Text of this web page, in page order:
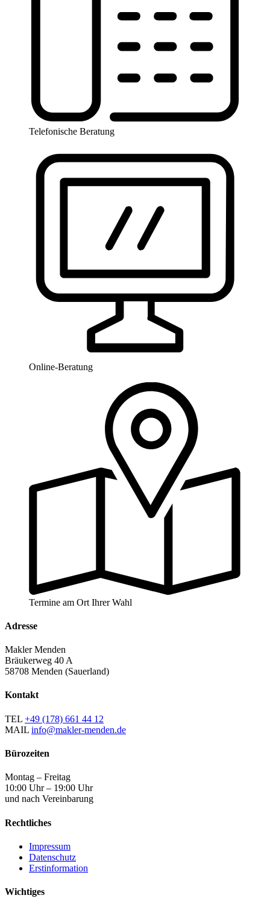
Telefonische Beratung
Online-Beratung
Termine am Ort Ihrer Wahl
Adresse
Makler Menden
Bräukerweg 40 A
58708 Menden (Sauerland)
Kontakt
TEL +49 (178) 661 44 12
MAIL info@makler-menden.de
Bürozeiten
Montag – Freitag
10:00 Uhr – 19:00 Uhr
und nach Vereinbarung
Rechtliches
Impressum
Datenschutz
Erstinformation
Wichtiges